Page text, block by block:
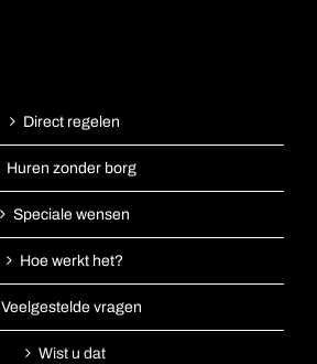
Direct regelen
Huren zonder borg
Speciale wensen
Hoe werkt het?
Veelgestelde vragen
Wist u dat